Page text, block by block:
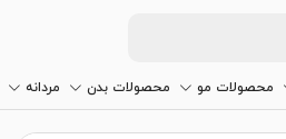
محصولات مو محصولات بدن مردانه